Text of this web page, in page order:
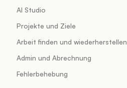
AI Studio
Projekte und Ziele
Arbeit finden und wiederherstellen
Admin und Abrechnung
Fehlerbehebung